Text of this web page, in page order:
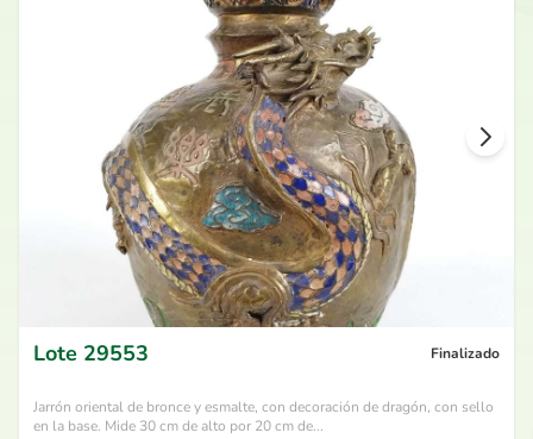
Lote 29553 Finalizado
Jarrón oriental de bronce y esmalte, con decoración de dragón, con sello
en la base. Mide 30 cm de alto por 20 cm de...